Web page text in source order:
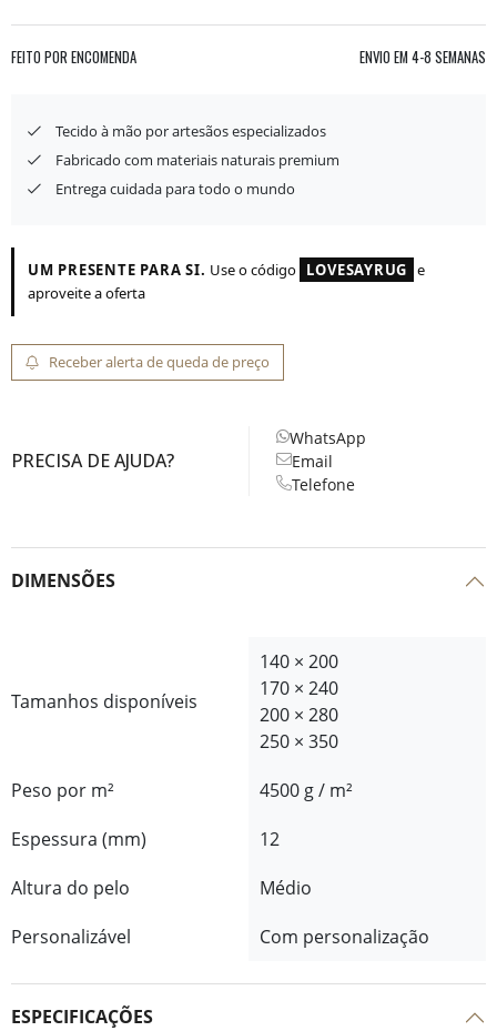
FEITO POR ENCOMENDA ENVIO EM 4-8 SEMANAS
Tecido à mão por artesãos especializados
Fabricado com materiais naturais premium
Entrega cuidada para todo o mundo
UM PRESENTE PARA SI. Use o código LOVESAYRUG e
aproveite a oferta
Receber alerta de queda de preço
PRECISA DE AJUDA?
WhatsApp
Email
Telefone
DIMENSÕES
Tamanhos disponíveis
140 × 200
170 × 240
200 × 280
250 × 350
Peso por m²
4500 g / m²
Espessura (mm)
12
Altura do pelo
Médio
Personalizável
Com personalização
ESPECIFICAÇÕES